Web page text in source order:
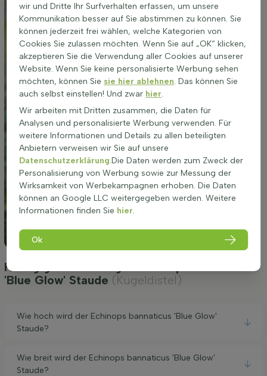
Häufig gestellte Fragen Echinops bannaticus
'Blue Glow' Staude (Kugeldistel)
Wie hoch wird der Echinops bannaticus 'Blue Glow'
Staude?
Wie breit wird der Echinops bannaticus 'Blue Glow'
Staude?
wir und Dritte Ihr Surfverhalten erfassen, um unsere
Kommunikation besser auf Sie abstimmen zu können. Sie
können jederzeit frei wählen, welche Kategorien von
Cookies Sie zulassen möchten. Wenn Sie auf „OK“ klicken,
akzeptieren Sie die Verwendung aller Cookies auf unserer
Website. Wenn Sie keine personalisierte Werbung sehen
möchten, können Sie sie hier ablehnen. Das können Sie
auch selbst einstellen! Und zwar hier.
Wir arbeiten mit Dritten zusammen, die Daten für
Analysen und personalisierte Werbung verwenden. Für
weitere Informationen und Details zu allen beteiligten
Anbietern verweisen wir Sie auf unsere
Datenschutzerklärung.Die Daten werden zum Zweck der
Personalisierung von Werbung sowie zur Messung der
Wirksamkeit von Werbekampagnen erhoben. Die Daten
können an Google LLC weitergegeben werden. Weitere
Informationen finden Sie hier.
Ok